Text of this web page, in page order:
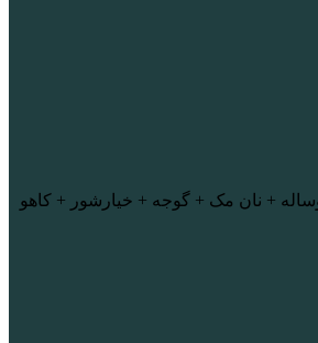
+ نان مک + گوجه + خیارشور + کاهو